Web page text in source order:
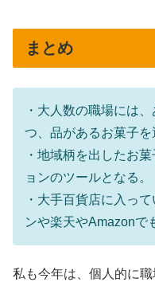
まとめ
・大人数の職場には
つ、品があるお菓子を
・地域柄を出したお
ョンのツールとなる。
・大手百貨店に入っ
ンや楽天やAmazonで
私も今年は、個人的に